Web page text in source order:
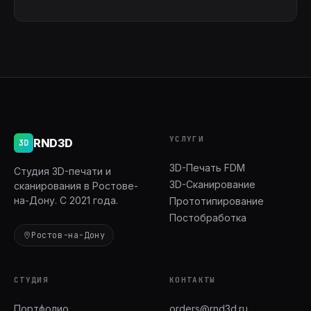
3D RND3D
Студия 3D-печати и
сканирования в Ростове-
на-Дону. С 2021 года.
Ростов-на-Дону
УСЛУГИ
3D-Печать FDM
3D-Сканирование
Прототипирование
Постобработка
СТУДИЯ КОНТАКТЫ